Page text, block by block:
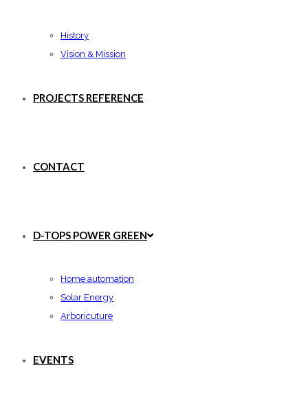
History
Vision & Mission
PROJECTS REFERENCE
CONTACT
D-TOPS POWER GREEN
Home automation
Solar Energy
Arboricuture
EVENTS